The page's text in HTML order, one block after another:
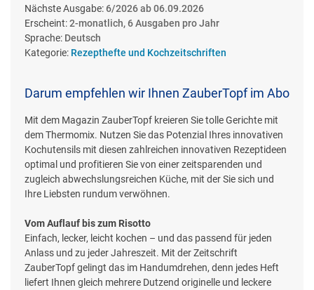
Nächste Ausgabe:6/2026 ab 06.09.2026
Erscheint:2-monatlich, 6 Ausgaben pro Jahr
Sprache: Deutsch
Kategorie: Rezepthefte und Kochzeitschriften
Darum empfehlen wir Ihnen ZauberTopf im Abo
Mit dem Magazin ZauberTopf kreieren Sie tolle Gerichte mit
dem Thermomix. Nutzen Sie das Potenzial Ihres innovativen
Kochutensils mit diesen zahlreichen innovativen Rezeptideen
optimal und profitieren Sie von einer zeitsparenden und
zugleich abwechslungsreichen Küche, mit der Sie sich und
Ihre Liebsten rundum verwöhnen.
Vom Auflauf bis zum Risotto
Einfach, lecker, leicht kochen – und das passend für jeden
Anlass und zu jeder Jahreszeit. Mit der Zeitschrift
ZauberTopf gelingt das im Handumdrehen, denn jedes Heft
liefert Ihnen gleich mehrere Dutzend originelle und leckere